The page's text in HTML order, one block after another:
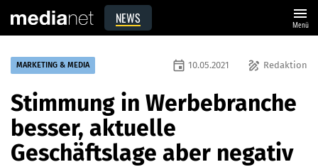
NEWS menu
Menü
MARKETING & MEDIA draw Redaktion
event 10.05.2021
Stimmung in Werbebranche
besser, aktuelle
Geschäftslage aber negativ